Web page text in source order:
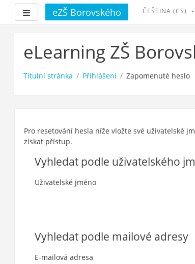
hlavnímu
Boční paneleZŠ Borovského ČEŠTINA ‎(CS)‎
eLearning ZŠ
Titulní stránka Přihlášení Zapomenuté heslo
Pro resetování hesla níže vložte své uživatelské
získat přístup.
Vyhledat podle uživatelského
Uživatelské jméno
Vyhledat podle mailové adresy
E-mailová adresa